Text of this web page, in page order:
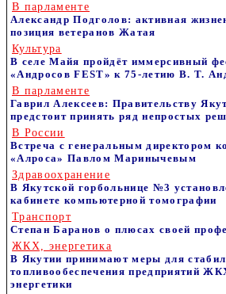
В парламенте
Александр Подголов: активная
позиция ветеранов Жатая
Культура
В селе Майя пройдёт иммерсивный
«Андросов FEST» к 75‑летию В. Т.
В парламенте
Гаврил Алексеев: Правительству
предстоит принять ряд непростых
В России
Встреча с генеральным директором
«Алроса» Павлом Маринычевым
Здравоохранение
В Якутской горбольнице №3
кабинете компьютерной томографии
Транспорт
Степан Баранов о плюсах своей
ЖКХ, энергетика
В Якутии принимают меры для
топливообеспечения предприятий
энергетики